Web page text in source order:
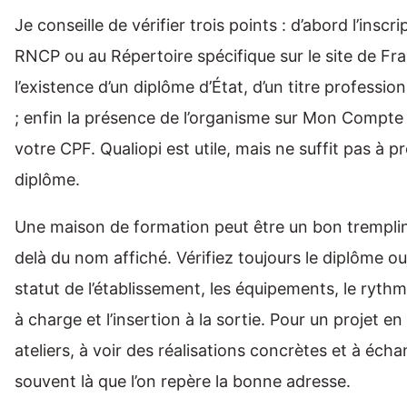
Je conseille de vérifier trois points : d’abord
RNCP ou au Répertoire spécifique sur le site de
l’existence d’un diplôme d’État, d’un titre
; enfin la présence de l’organisme sur Mon
votre CPF. Qualiopi est utile, mais ne suffit pas à
diplôme.
Une maison de formation peut être un bon
delà du nom affiché. Vérifiez toujours le diplôme
statut de l’établissement, les équipements, le
à charge et l’insertion à la sortie. Pour un projet
ateliers, à voir des réalisations concrètes et à
souvent là que l’on repère la bonne adresse.